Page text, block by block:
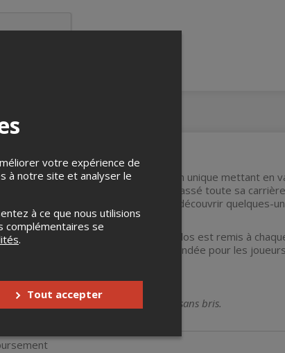
France dans un jeu d'évasion unique mettant en
à dos d'une archéologue ayant passé toute sa
parcourant le Vieux-Québec et à découvrir quelques-
les indications à suivre et un sac à dos est remis à
énigmes captivantes, est recommandée pour les
le retour du matériel en bon état et sans bris.
votre expérience de
à notre site et analyser le
à ce que nous utilisions
complémentaires se
.
Tout accepter